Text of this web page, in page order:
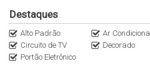
conveniência para uma vida prática e
Agende sua visita!
Entre em contato pelo WhatsApp
Destaques
Alto Padrão Ar
Circuito de TV
Decorado
Portão Eletrônico